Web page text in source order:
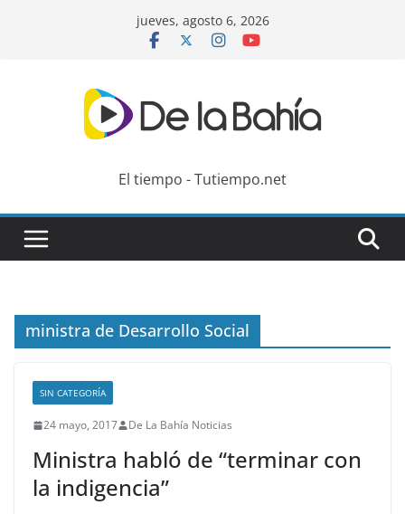
jueves, agosto 6, 2026
El tiempo - Tutiempo.net
ministra de Desarrollo Social
SIN CATEGORÍA
24 mayo, 2017 De La Bahía Noticias
Ministra habló de “terminar con
la indigencia”